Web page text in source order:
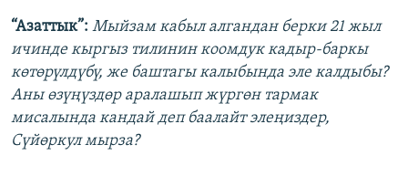
“Азаттык”: Мыйзам кабыл алгандан берки 21 жыл
ичинде кыргыз тилинин коомдук кадыр-баркы
көтөрүлдүбү, же баштагы калыбында эле калдыбы?
Аны өзүңүздөр аралашып жүргөн тармак
мисалында кандай деп баалайт элеңиздер,
Сүйөркул мырза?